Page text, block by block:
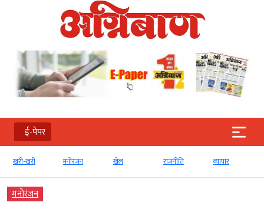
ई-पेपर
खरी-खरी मनोरंजन खेल राजनीति व्‍यापार
मनोरंजन